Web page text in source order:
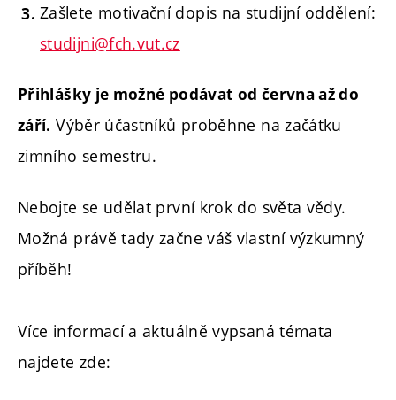
Zašlete motivační dopis na studijní oddělení:
studijni@fch.vut.cz
Přihlášky je možné podávat od června až do
září. Výběr účastníků proběhne na začátku
zimního semestru.
Nebojte se udělat první krok do světa vědy.
Možná právě tady začne váš vlastní výzkumný
příběh!
Více informací a aktuálně vypsaná témata
najdete zde: